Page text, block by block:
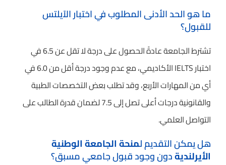
ما هو الحد الأدنى المطلوب في اختبار الآيلتس
للقبول؟
تشترط الجامعة عادةً الحصول على درجة لا تقل عن 6.5 في
اختبار IELTS الأكاديمي، مع عدم وجود درجة أقل من 6.0 في
أي من المهارات الأربع، وقد تطلب بعض التخصصات الطبية
والقانونية درجات أعلى تصل إلى 7.5 لضمان قدرة الطالب على
التواصل العلمي.
هل يمكن التقديم لمنحة الجامعة الوطنية
الأيرلنديةدون وجود قبول جامعي مسبق؟